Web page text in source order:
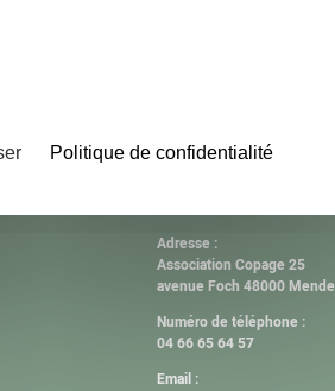
Politique de confidentialité
Adresse :
Association Copage 25
avenue Foch 48000 Mende
Numéro de téléphone :
04 66 65 64 57
Email :